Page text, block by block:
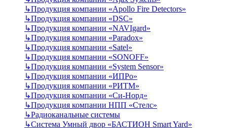
↳Продукция компании «Apollo Fire Detectors»
↳Продукция компании «DSC»
↳Продукция компании «NAVIgard»
↳Продукция компании «Paradox»
↳Продукция компании «Satel»
↳Продукция компании «SONOFF»
↳Продукция компании «System Sensor»
↳Продукция компании «ИПРо»
↳Продукция компании «РИТМ»
↳Продукция компании «Си-Норд»
↳Продукция компании НПП «Стелс»
↳Радиоканальные системы
↳Система Умный двор «БАСТИОН Smart Yard»